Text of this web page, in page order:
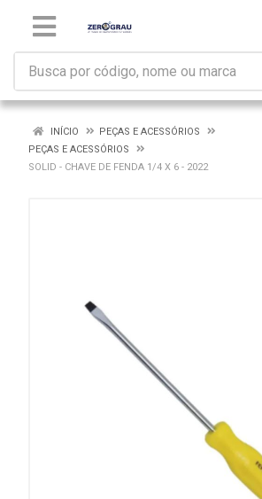
INÍCIO
PEÇAS E ACESSÓRIOS
PEÇAS E ACESSÓRIOS
SOLID - CHAVE DE FENDA 1/4 X 6 - 2022